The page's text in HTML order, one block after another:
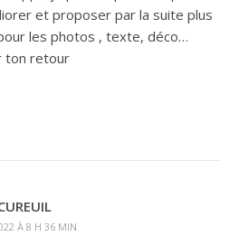
et proposer par la suite plus
les photos , texte, déco…
ton retour
À 8 H 36 MIN